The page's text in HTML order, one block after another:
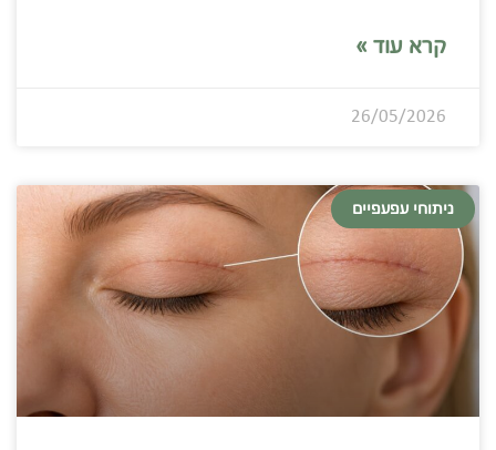
קרא עוד »
26/05/2026
ניתוחי עפעפיים